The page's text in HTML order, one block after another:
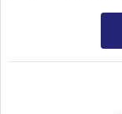
custo-benefício.AS
em tubos de PEAD
atividades, seja